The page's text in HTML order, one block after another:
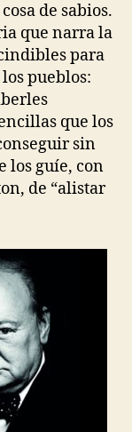
de sabios.
que narra la
para
pueblos:
que los
sin
los guíe, con
de “alistar